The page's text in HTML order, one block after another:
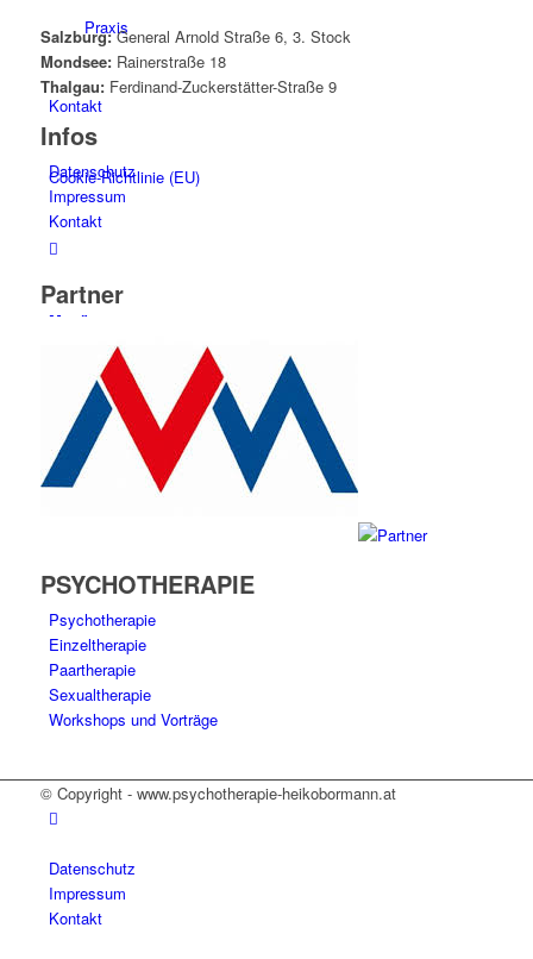
Praxis
Kontakt
Cookie-Richtlinie (EU)
Menü
Salzburg:General Arnold Straße 6, 3. Stock
Mondsee: Rainerstraße 18
Thalgau:Ferdinand-Zuckerstätter-Straße 9
Infos
Datenschutz
Impressum
Kontakt
Partner
PSYCHOTHERAPIE
Psychotherapie
Einzeltherapie
Paartherapie
Sexualtherapie
Workshops und Vorträge
© Copyright - www.psychotherapie-heikobormann.at
Datenschutz
Impressum
Kontakt